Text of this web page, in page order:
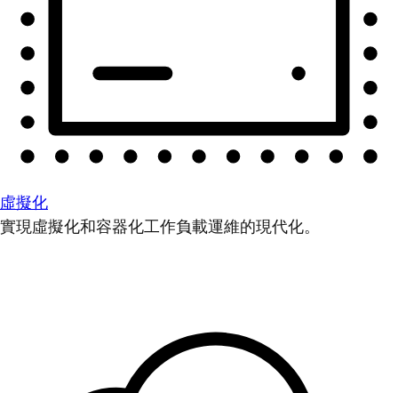
虛擬化
實現虛擬化和容器化工作負載運維的現代化。